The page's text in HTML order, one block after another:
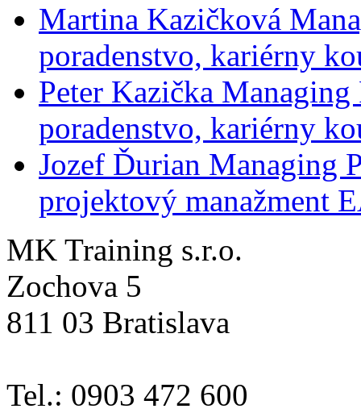
Martina Kazičková
poradenstvo, kariérny
Peter Kazička
poradenstvo, kariérny
Jozef Ďurian Managing
projektový manažment
MK Training s.r.o.
Zochova 5
811 03 Bratislava
Tel.: 0903 472 600